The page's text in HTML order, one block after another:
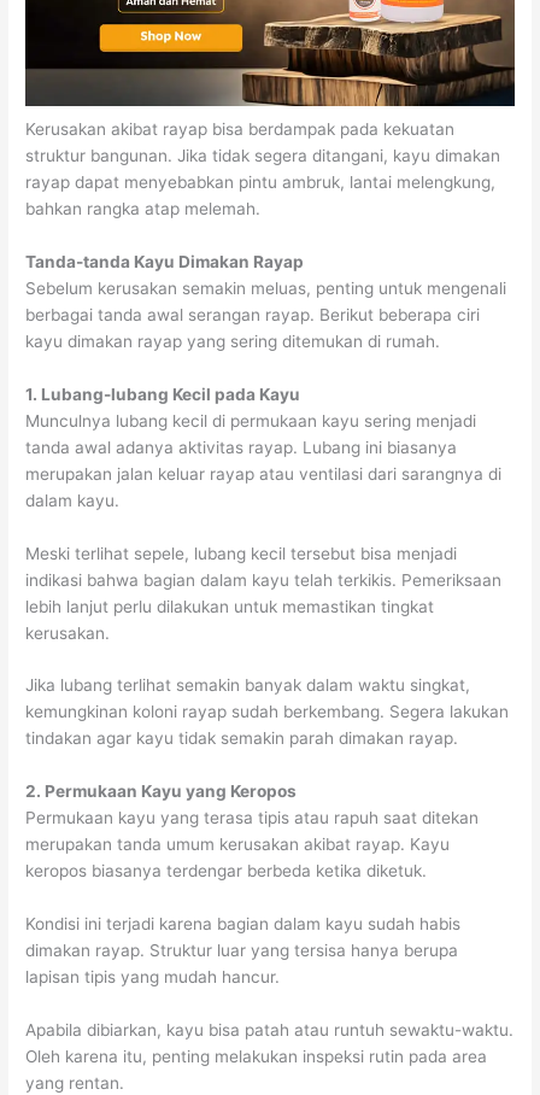
Kerusakan akibat rayap bisa berdampak pada kekuatan
struktur bangunan. Jika tidak segera ditangani, kayu dimakan
rayap dapat menyebabkan pintu ambruk, lantai melengkung,
bahkan rangka atap melemah.
Tanda-tanda Kayu Dimakan Rayap
Sebelum kerusakan semakin meluas, penting untuk mengenali
berbagai tanda awal serangan rayap. Berikut beberapa ciri
kayu dimakan rayap yang sering ditemukan di rumah.
1. Lubang-lubang Kecil pada Kayu
Munculnya lubang kecil di permukaan kayu sering menjadi
tanda awal adanya aktivitas rayap. Lubang ini biasanya
merupakan jalan keluar rayap atau ventilasi dari sarangnya di
dalam kayu.
Meski terlihat sepele, lubang kecil tersebut bisa menjadi
indikasi bahwa bagian dalam kayu telah terkikis. Pemeriksaan
lebih lanjut perlu dilakukan untuk memastikan tingkat
kerusakan.
Jika lubang terlihat semakin banyak dalam waktu singkat,
kemungkinan koloni rayap sudah berkembang. Segera lakukan
tindakan agar kayu tidak semakin parah dimakan rayap.
2. Permukaan Kayu yang Keropos
Permukaan kayu yang terasa tipis atau rapuh saat ditekan
merupakan tanda umum kerusakan akibat rayap. Kayu
keropos biasanya terdengar berbeda ketika diketuk.
Kondisi ini terjadi karena bagian dalam kayu sudah habis
dimakan rayap. Struktur luar yang tersisa hanya berupa
lapisan tipis yang mudah hancur.
Apabila dibiarkan, kayu bisa patah atau runtuh sewaktu-waktu.
Oleh karena itu, penting melakukan inspeksi rutin pada area
yang rentan.